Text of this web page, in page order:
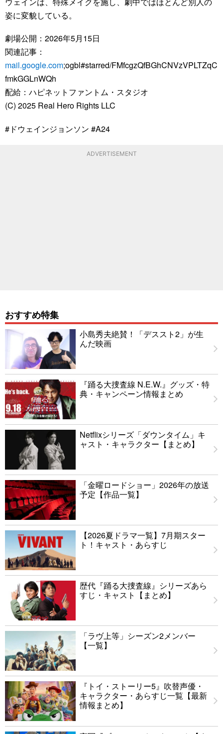
姿に変貌している。
劇場公開：2026年5月15日
関連記事：
mail.google.com;ogbl#starred/FMfcgzQfBGhCNVzVPLTZqC
fmkGGLnWQh
配給：ハピネットファントム・スタジオ
(C) 2025 Real Hero Rights LLC
#ドウェインジョンソン #A24
ADVERTISEMENT
おすすめ特集
小島秀夫絶賛！「デススト2」が生
んだ映画
『踊る大捜査線 N.E.W.』グッズ・特
典・キャンペーン情報まとめ
Netflixシリーズ「ダウンタイム」キ
ャスト・キャラクター【まとめ】
「金曜ロードショー」2026年の放送
予定【作品一覧】
【2026夏ドラマ一覧】7月期スター
ト！キャスト・あらすじ
歴代『踊る大捜査線』シリーズあら
すじ・キャスト【まとめ】
「ラヴ上等」シーズン2メンバー
【一覧】
『トイ・ストーリー5』吹替声優・
キャラクター・あらすじ一覧【最新
情報まとめ】